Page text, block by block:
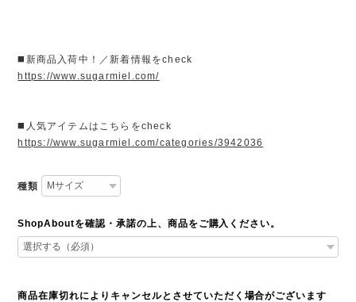
◼️新商品入荷中！／新着情報をcheck
https://www.sugarmiel.com/
◼️人気アイテムはこちらをcheck
https://www.sugarmiel.com/categories/3942036
種類
ShopAboutを確認・承諾の上、商品をご購入ください。
商品在庫切れによりキャンセルとさせていただく場合がございます